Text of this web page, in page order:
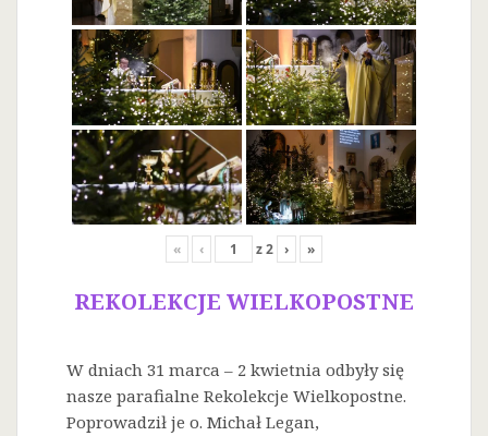
« ‹ z2 › »
REKOLEKCJE WIELKOPOSTNE
W dniach 31 marca – 2 kwietnia odbyły się
nasze parafialne Rekolekcje Wielkopostne.
Poprowadził je o. Michał Legan,